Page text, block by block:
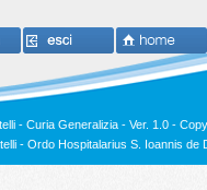
- Curia Generalizia - Ver. 1.0 -
- Ordo Hospitalarius S. Ioannis